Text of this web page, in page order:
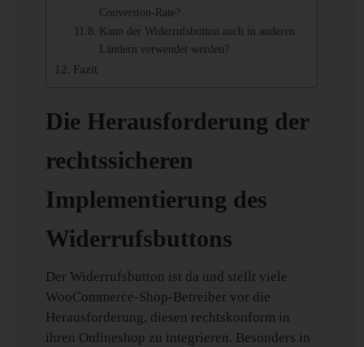
Conversion-Rate?
Kann der Widerrufsbutton auch in anderen
Ländern verwendet werden?
Fazit
Die Herausforderung der
rechtssicheren
Implementierung des
Widerrufsbuttons
Der Widerrufsbutton ist da und stellt viele
WooCommerce-Shop-Betreiber vor die
Herausforderung, diesen rechtskonform in
ihren Onlineshop zu integrieren. Besonders in